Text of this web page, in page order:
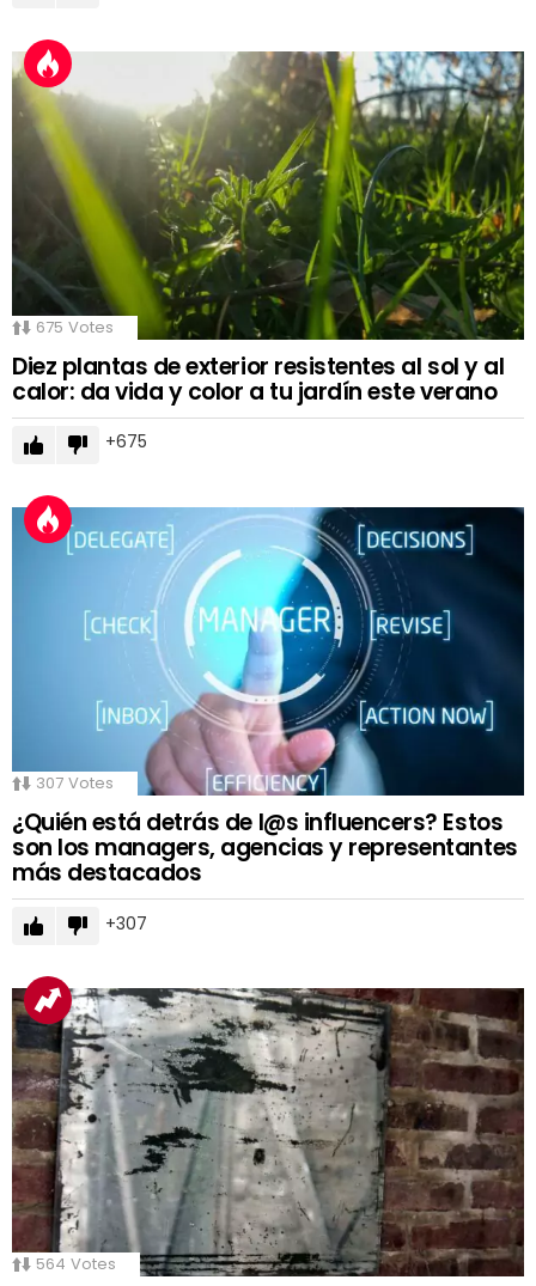
675 Votes
Diez plantas de exterior resistentes al sol y al
calor: da vida y color a tu jardín este verano
675
307 Votes
¿Quién está detrás de l@s influencers? Estos
son los managers, agencias y representantes
más destacados
307
564 Votes